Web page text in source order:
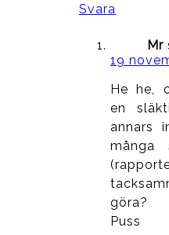
Svara
Mr
19
He he,
en
annars
många
göra?
Puss